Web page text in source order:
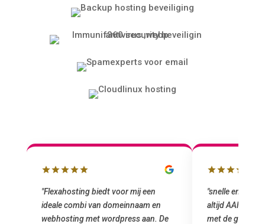
"Flexahosting biedt voor mij een
ideale combi van domeinnaam en
webhosting met wordpress aan. De
"snelle en
altijd AAN (:
met de grote